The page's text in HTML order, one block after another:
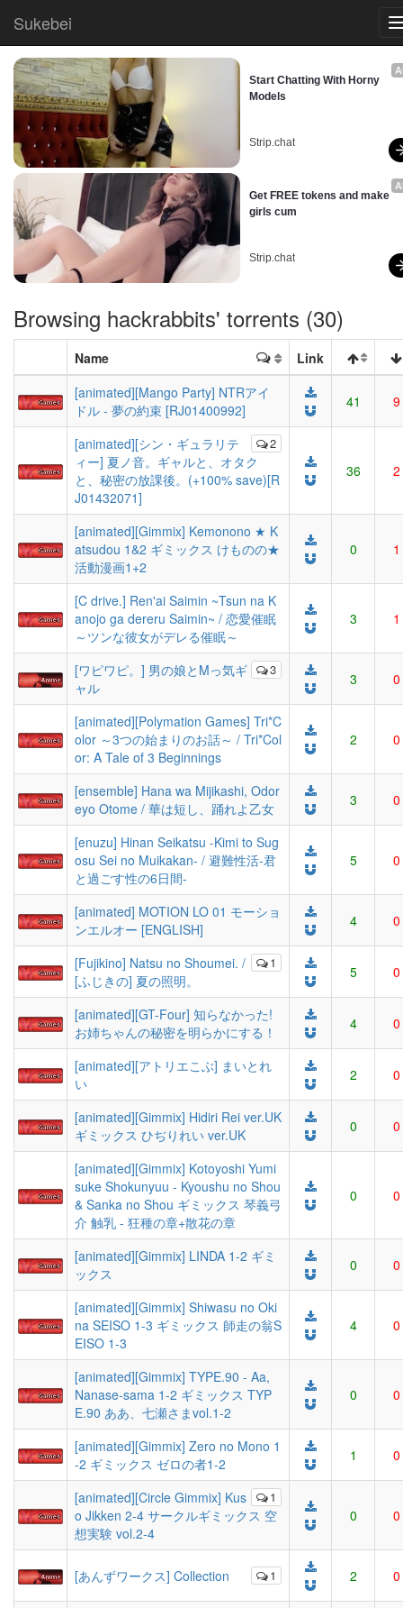
Sukebei
Start Chatting With Horny
Models
Strip.chat
Get FREE tokens and make
girls cum
Strip.chat
Browsing hackrabbits' torrents (30)
Name
Link
[animated][Mango Party] NTRアイ
ドル - 夢の約束 [RJ01400992]
41 9
2
[animated][シン・ギュラリテ
ィー] 夏ノ音。ギャルと、オタク
と、秘密の放課後。(+100% save)[R
J01432071]
36 2
[animated][Gimmix] Kemonono ★ K
atsudou 1&2 ギミックス けものの★
活動漫画1+2
0 1
[C drive.] Ren'ai Saimin ~Tsun na K
anojo ga dereru Saimin~ / 恋愛催眠
～ツンな彼女がデレる催眠～
3 1
3
[ワピワピ。] 男の娘とMっ気ギ
ャル
3 0
[animated][Polymation Games] Tri*C
olor ～3つの始まりのお話～ / Tri*Col
or: A Tale of 3 Beginnings
2 0
[ensemble] Hana wa Mijikashi, Odor
eyo Otome / 華は短し、踊れよ乙女
3 0
[enuzu] Hinan Seikatsu -Kimi to Sug
osu Sei no Muikakan- / 避難性活-君
と過ごす性の6日間-
5 0
[animated] MOTION LO 01 モーショ
ンエルオー [ENGLISH]
4 0
1
[Fujikino] Natsu no Shoumei. /
[ふじきの] 夏の照明。
5 0
[animated][GT-Four] 知らなかった!
お姉ちゃんの秘密を明らかにする！
4 0
[animated][アトリエこぶ] まいとれ
い
2 0
[animated][Gimmix] Hidiri Rei ver.UK
ギミックス ひぢりれい ver.UK
0 0
[animated][Gimmix] Kotoyoshi Yumi
suke Shokunyuu - Kyoushu no Shou
& Sanka no Shou ギミックス 琴義弓
介 触乳 - 狂種の章+散花の章
0 0
[animated][Gimmix] LINDA 1-2 ギミ
ックス
0 0
[animated][Gimmix] Shiwasu no Oki
na SEISO 1-3 ギミックス 師走の翁S
EISO 1-3
4 0
[animated][Gimmix] TYPE.90 - Aa,
Nanase-sama 1-2 ギミックス TYP
E.90 ああ、七瀬さまvol.1-2
0 0
[animated][Gimmix] Zero no Mono 1
-2 ギミックス ゼロの者1-2
1 0
1
[animated][Circle Gimmix] Kus
o Jikken 2-4 サークルギミックス 空
想実験 vol.2-4
0 0
1
[あんずワークス] Collection 2 0